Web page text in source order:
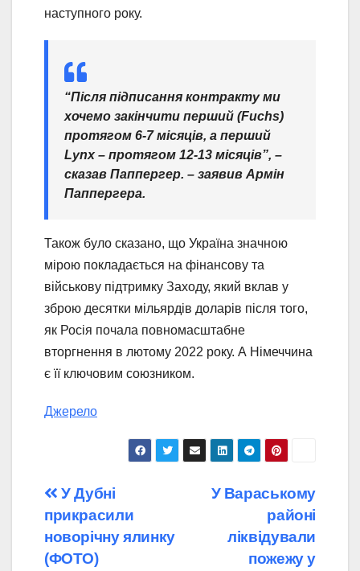
наступного року.
“Після підписання контракту ми
хочемо закінчити перший (Fuchs)
протягом 6-7 місяців, а перший
Lynx – протягом 12-13 місяців”, –
сказав Паппергер. – заявив Армін
Паппергера.
Також було сказано, що Україна значною
мірою покладається на фінансову та
військову підтримку Заходу, який вклав у
зброю десятки мільярдів доларів після того,
як Росія почала повномасштабне
вторгнення в лютому 2022 року. А Німеччина
є її ключовим союзником.
Джерело
Навігація
записів
У Вараському
районі
ліквідували
пожежу у
У Дубні
прикрасили
новорічну ялинку
(ФОТО)